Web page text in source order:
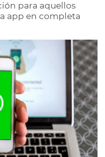
para aquellos
app en completa